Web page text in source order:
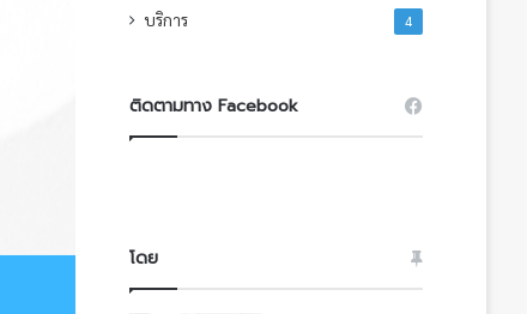
บริการ 4
ติดตามทาง Facebook
โดย